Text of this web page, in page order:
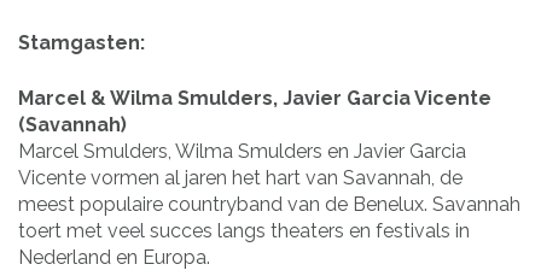
Stamgasten:
Marcel & Wilma Smulders, Javier Garcia Vicente
(Savannah)
Marcel Smulders, Wilma Smulders en Javier Garcia
Vicente vormen al jaren het hart van Savannah, de
meest populaire countryband van de Benelux. Savannah
toert met veel succes langs theaters en festivals in
Nederland en Europa.